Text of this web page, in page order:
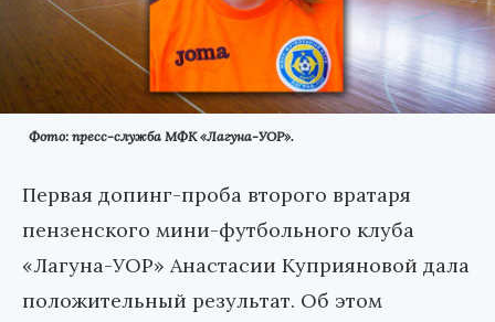
Фото: пресс-служба МФК «Лагуна-УОР».
Первая допинг-проба второго вратаря
пензенского мини-футбольного клуба
«Лагуна-УОР» Анастасии Куприяновой дала
положительный результат. Об этом